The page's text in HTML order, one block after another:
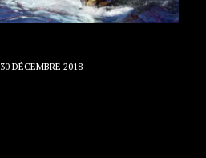
30 DÉCEMBRE 2018